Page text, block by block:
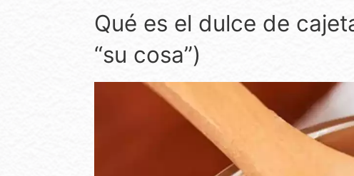
Qué es el dulce de
“su cosa”)